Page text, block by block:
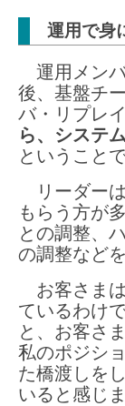
運用で身
運用メン
後、基盤チ
バ・リプレ
ら、システ
ということ
リーダー
もらう方が
との調整、
の調整など
お客さま
ているわけ
と、お客さ
私のポジショ
た橋渡しを
いると感じま